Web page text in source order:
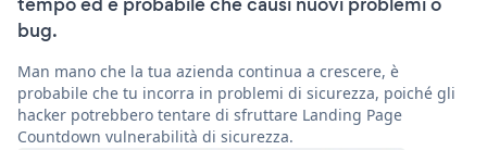
bug.
Man mano che la tua azienda continua a crescere, è
probabile che tu incorra in problemi di sicurezza, poiché gli
hacker potrebbero tentare di sfruttare Landing Page
Countdown vulnerabilità di sicurezza.